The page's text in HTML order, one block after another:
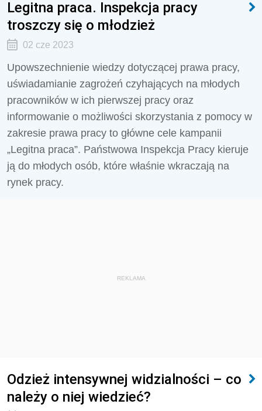
Legitna praca. Inspekcja pracy
troszczy się o młodzież
02 cze 2023
Upowszechnienie wiedzy dotyczącej prawa pracy,
uświadamianie zagrożeń czyhających na młodych
pracowników w ich pierwszej pracy oraz
informowanie o możliwości skorzystania z pomocy w
zakresie prawa pracy to główne cele kampanii
„Legitna praca”. Państwowa Inspekcja Pracy kieruje
ją do młodych osób, które właśnie wkraczają na
rynek pracy.
REKLAMA
Odzież intensywnej widzialności – co
należy o niej wiedzieć?